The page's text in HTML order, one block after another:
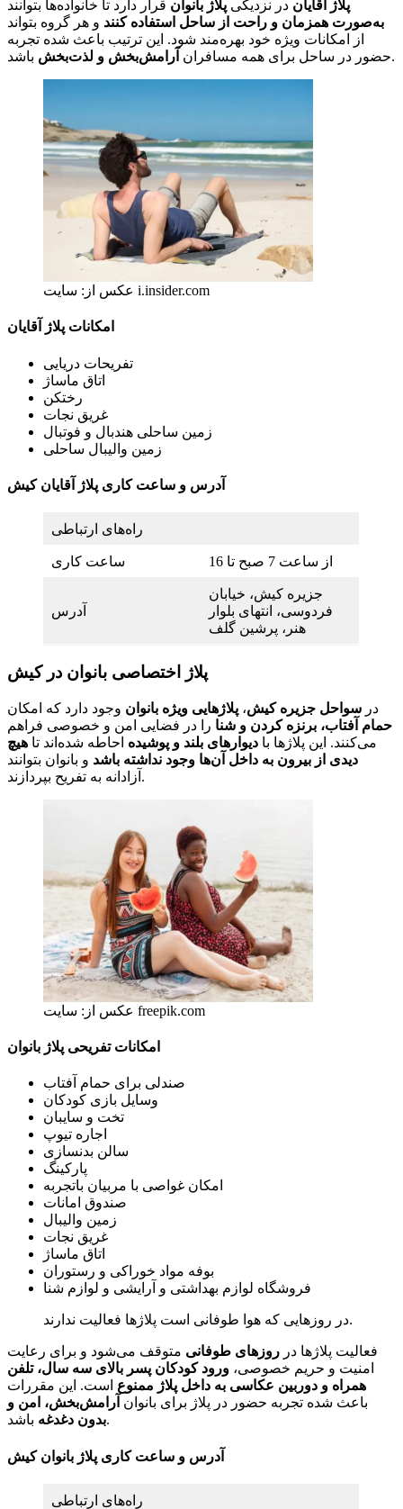
پلاژ آقایان در نزدیکی پلاژ بانوان قرار دارد تا خانواده‌ها بتوانند
به‌صورت همزمان و راحت از ساحل استفاده کنند و هر گروه بتواند
از امکانات ویژه خود بهره‌مند شود. این ترتیب باعث شده تجربه
حضور در ساحل برای همه مسافران آرامش‌بخش و لذت‌بخش باشد.
عکس از: سایت i.insider.com
امکانات پلاژ آقایان
تفریحات دریایی
اتاق ماساژ
رختکن
غریق نجات
زمین ساحلی هندبال و فوتبال
زمین والیبال ساحلی
آدرس و ساعت کاری پلاژ آقایان کیش
راه‌های ارتباطی
ساعت کاری از ساعت 7 صبح تا 16
آدرس
جزیره کیش، خیابان
فردوسی، انتهای بلوار
هنر، پرشین گلف
پلاژ اختصاصی بانوان در کیش
در سواحل جزیره کیش، پلاژهایی ویژه بانوان وجود دارد که امکان
حمام آفتاب، برنزه کردن و شنا را در فضایی امن و خصوصی فراهم
می‌کنند. این پلاژها با دیوارهای بلند و پوشیده احاطه شده‌اند تا هیچ
دیدی از بیرون به داخل آن‌ها وجود نداشته باشد و بانوان بتوانند
آزادانه به تفریح بپردازند.
عکس از: سایت freepik.com
امکانات تفریحی پلاژ بانوان
صندلی برای حمام آفتاب
وسایل بازی کودکان
تخت و سایبان
اجاره تیوپ
سالن بدنسازی
پارکینگ
امکان غواصی با مربیان باتجربه
صندوق امانات
زمین والیبال
غریق نجات
اتاق ماساژ
بوفه مواد خوراکی و رستوران
فروشگاه لوازم بهداشتی و آرایشی و لوازم شنا
در روزهایی که هوا طوفانی است پلاژها فعالیت ندارند.
فعالیت پلاژها در روزهای طوفانی متوقف می‌شود و برای رعایت
امنیت و حریم خصوصی، ورود کودکان پسر بالای سه سال، تلفن
همراه و دوربین عکاسی به داخل پلاژ ممنوع است. این مقررات
باعث شده تجربه حضور در پلاژ برای بانوان آرامش‌بخش، امن و
بدون دغدغهباشد.
آدرس و ساعت کاری پلاژ بانوان کیش
راه‌های ارتباطی